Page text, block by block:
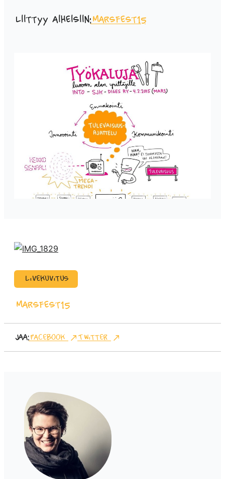
Liittyy aiheisiin:Marsfest15
Livekuvitus
Marsfest15
Jaa:Facebook Twitter